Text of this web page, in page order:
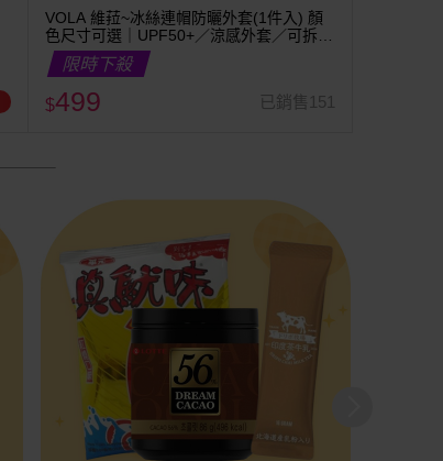
VOLA 維菈~冰絲連帽防曬外套(1件入) 顏
色尺寸可選｜UPF50+／涼感外套／可拆帽
簷／馬尾孔設計／機車族防曬
限時下殺
$499 已銷售151